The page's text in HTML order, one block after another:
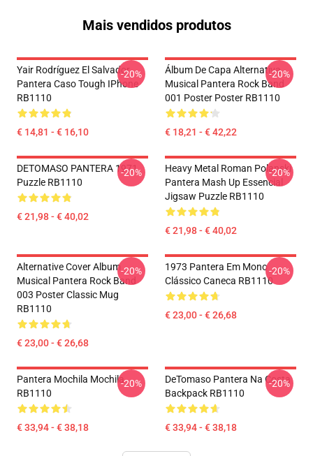
Mais vendidos produtos
Yair Rodríguez El Salvador
Pantera Caso Tough IPhone
RB1110
€ 14,81 - € 16,10
-20%
Álbum De Capa Alternativa
Musical Pantera Rock Band
001 Poster Poster RB1110
€ 18,21 - € 42,22
-20%
DETOMASO PANTERA 1971
Puzzle RB1110
€ 21,98 - € 40,02
-20%
Heavy Metal Roman Polanski
Pantera Mash Up Essencial
Jigsaw Puzzle RB1110
€ 21,98 - € 40,02
-20%
Alternative Cover Album
Musical Pantera Rock Band
003 Poster Classic Mug
RB1110
€ 23,00 - € 26,68
-20%
1973 Pantera Em Mono
Clássico Caneca RB1110
€ 23,00 - € 26,68
-20%
Pantera Mochila Mochila
RB1110
€ 33,94 - € 38,18
-20%
DeTomaso Pantera Na Costa
Backpack RB1110
€ 33,94 - € 38,18
-20%